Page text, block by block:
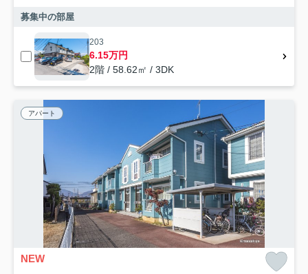
募集中の部屋
203
6.15万円
2階 / 58.62㎡ / 3DK
アパート
NEW